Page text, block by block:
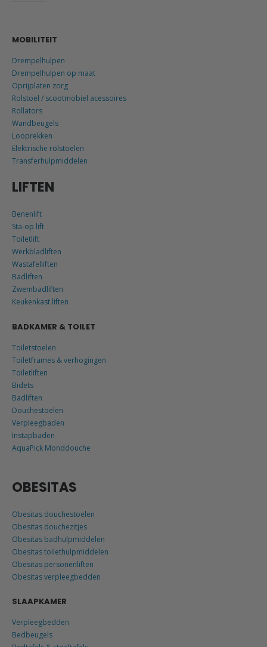
MOBILITEIT
Drempelhulpen
Drempelhulpen op maat
Oprijplaten zorg
Rolstoel / scootmobiel acessoires
Rollators
Wandbeugels
Looprekken
Elektrische rolstoelen
Transferhulpmiddelen
LIFTEN
Benenlift
Sta-op lift
Toiletlift
Werkbladliften
Wastafelliften
Badliften
Zwembadliften
Keukenkast liften
BADKAMER & TOILET
Toiletstoelen
Toiletframes & verhogingen
Toiletliften
Bidets
Badliften
Douchestoelen
Verpleegbaden
Instapbaden
AquaPick Monddouche
OBESITAS
Obesitas douchestoelen
Obesitas douchezitjes
Obesitas badhulpmiddelen
Obesitas toilethulpmiddelen
Obesitas personenliften
Obesitas verpleegbedden
SLAAPKAMER
Verpleegbedden
Bedbeugels